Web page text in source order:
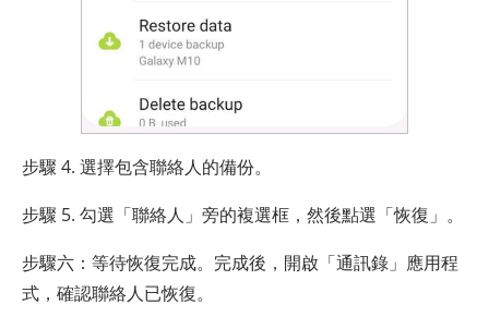
步驟 4. 選擇包含聯絡人的備份。
步驟 5. 勾選「聯絡人」旁的複選框，然後點選「恢復」。
步驟六：等待恢復完成。完成後，開啟「通訊錄」應用程
式，確認聯絡人已恢復。